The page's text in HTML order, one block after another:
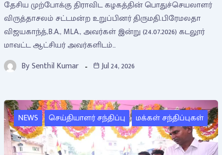
தேசிய முற்போக்கு திராவிட கழகத்தின் பொதுச்செயலாளர்
விருத்தாசலம் சட்டமன்ற உறுப்பினர் திருமதி.பிரேமலதா
விஜயகாந்த்,B.A., MLA., அவர்கள் இன்று (24.07.2026) கடலூர்
மாவட்ட ஆட்சியர் அவர்களிடம்…
BySenthil Kumar Jul 24, 2026
NEWS செய்தியாளர் சந்திப்பு மக்கள் சந்திப்புகள்